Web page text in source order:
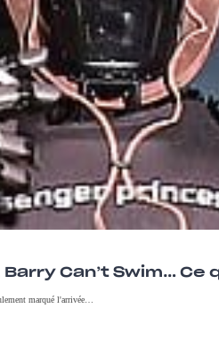
Barry Can’t Swim…
marqué l'arrivée…